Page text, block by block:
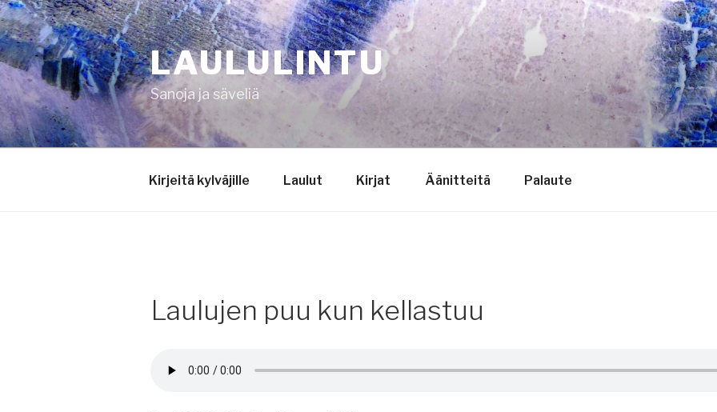
Siirry
sisältöön
LAULULINTU
Sanoja ja säveliä
Kirjeitä kylväjille Laulut Kirjat Äänitteitä Palaute
Laulujen puu kun kellastuu